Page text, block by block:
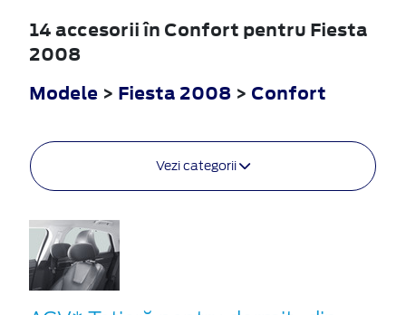
14 accesorii în Confort pentru Fiesta
2008
Modele > Fiesta 2008 > Confort
Vezi categorii